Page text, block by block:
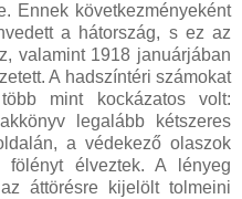
Ennek következményeként
a hátország, s ez az
valamint 1918 januárjában
A hadszíntéri számokat
mint kockázatos volt:
legalább kétszeres
a védekező olaszok
élveztek. A lényeg
áttörésre kijelölt tolmeini